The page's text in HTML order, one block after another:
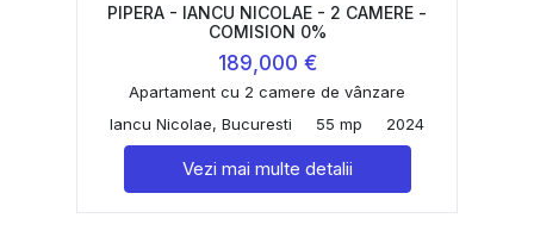
PIPERA - IANCU NICOLAE - 2 CAMERE -
COMISION 0%
189,000 €
Apartament cu 2 camere de vânzare
Iancu Nicolae, Bucuresti
55 mp 2024
Vezi mai multe detalii